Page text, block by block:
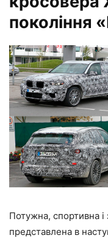
покоління
Потужна, спортивна
представлена в